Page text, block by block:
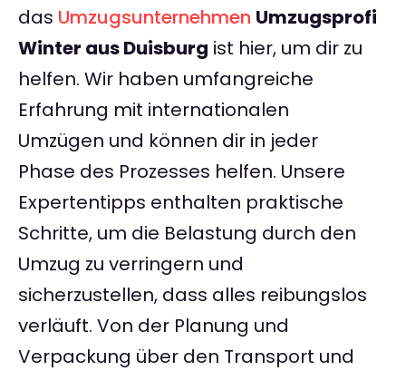
das Umzugsunternehmen Umzugsprofi
Winter aus Duisburg ist hier, um dir zu
helfen. Wir haben umfangreiche
Erfahrung mit internationalen
Umzügen und können dir in jeder
Phase des Prozesses helfen. Unsere
Expertentipps enthalten praktische
Schritte, um die Belastung durch den
Umzug zu verringern und
sicherzustellen, dass alles reibungslos
verläuft. Von der Planung und
Verpackung über den Transport und